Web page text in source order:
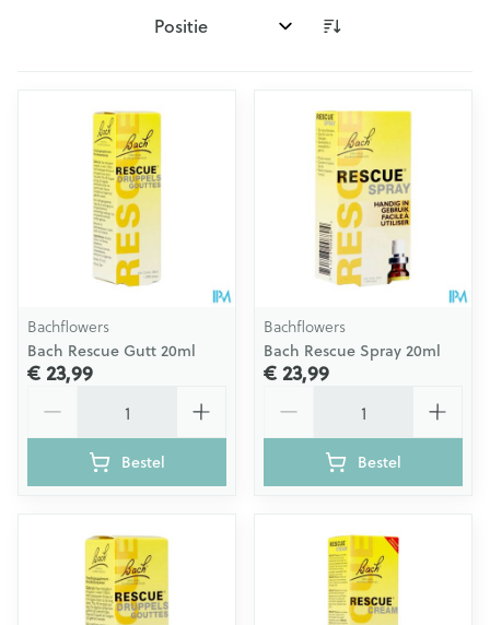
Sorteer op:
Bachflowers
Bach Rescue Gutt 20ml
€ 23,99
Bestel
Bachflowers
Bach Rescue Spray 20ml
€ 23,99
Bestel